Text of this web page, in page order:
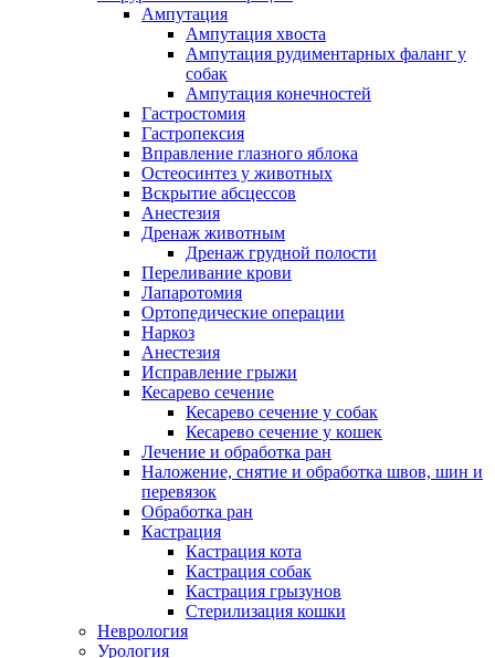
Ампутация
Ампутация хвоста
Ампутация рудиментарных фаланг у
собак
Ампутация конечностей
Гастростомия
Гастропексия
Вправление глазного яблока
Остеосинтез у животных
Вскрытие абсцессов
Анестезия
Дренаж животным
Дренаж грудной полости
Переливание крови
Лапаротомия
Ортопедические операции
Наркоз
Анестезия
Исправление грыжи
Кесарево сечение
Кесарево сечение у собак
Кесарево сечение у кошек
Лечение и обработка ран
Наложение, снятие и обработка швов, шин и
перевязок
Обработка ран
Кастрация
Кастрация кота
Кастрация собак
Кастрация грызунов
Стерилизация кошки
Неврология
Урология